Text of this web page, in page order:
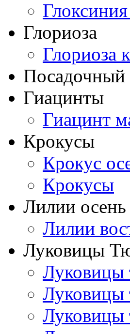
Глориоза
Глориоза
Посадочный
Гиацинты
Гиацинт
Крокусы
Крокус
Крокусы
Лилии осень
Лилии
Луковицы
Луковицы
Луковицы
Луковицы